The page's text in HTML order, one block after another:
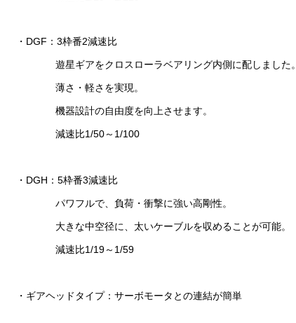
・DGF：3枠番2減速比
遊星ギアをクロスローラベアリング内側に配しました。
薄さ・軽さを実現。
機器設計の自由度を向上させます。
減速比1/50～1/100
・DGH：5枠番3減速比
パワフルで、負荷・衝撃に強い高剛性。
大きな中空径に、太いケーブルを収めることが可能。
減速比1/19～1/59
・ギアヘッドタイプ：サーボモータとの連結が簡単